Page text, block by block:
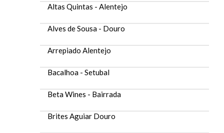
Altas Quintas - Alentejo
Alves de Sousa - Douro
Arrepiado Alentejo
Bacalhoa - Setubal
Beta Wines - Bairrada
Brites Aguiar Douro